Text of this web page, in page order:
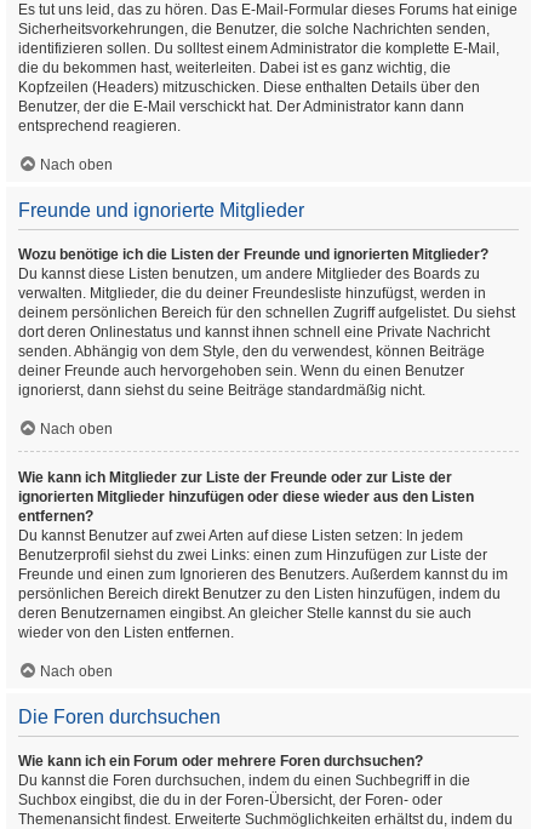
Es tut uns leid, das zu hören. Das E-Mail-Formular dieses Forums hat einige
Sicherheitsvorkehrungen, die Benutzer, die solche Nachrichten senden,
identifizieren sollen. Du solltest einem Administrator die komplette E-Mail,
die du bekommen hast, weiterleiten. Dabei ist es ganz wichtig, die
Kopfzeilen (Headers) mitzuschicken. Diese enthalten Details über den
Benutzer, der die E-Mail verschickt hat. Der Administrator kann dann
entsprechend reagieren.
Nach oben
Freunde und ignorierte Mitglieder
Wozu benötige ich die Listen der Freunde und ignorierten Mitglieder?
Du kannst diese Listen benutzen, um andere Mitglieder des Boards zu
verwalten. Mitglieder, die du deiner Freundesliste hinzufügst, werden in
deinem persönlichen Bereich für den schnellen Zugriff aufgelistet. Du siehst
dort deren Onlinestatus und kannst ihnen schnell eine Private Nachricht
senden. Abhängig von dem Style, den du verwendest, können Beiträge
deiner Freunde auch hervorgehoben sein. Wenn du einen Benutzer
ignorierst, dann siehst du seine Beiträge standardmäßig nicht.
Nach oben
Wie kann ich Mitglieder zur Liste der Freunde oder zur Liste der
ignorierten Mitglieder hinzufügen oder diese wieder aus den Listen
entfernen?
Du kannst Benutzer auf zwei Arten auf diese Listen setzen: In jedem
Benutzerprofil siehst du zwei Links: einen zum Hinzufügen zur Liste der
Freunde und einen zum Ignorieren des Benutzers. Außerdem kannst du im
persönlichen Bereich direkt Benutzer zu den Listen hinzufügen, indem du
deren Benutzernamen eingibst. An gleicher Stelle kannst du sie auch
wieder von den Listen entfernen.
Nach oben
Die Foren durchsuchen
Wie kann ich ein Forum oder mehrere Foren durchsuchen?
Du kannst die Foren durchsuchen, indem du einen Suchbegriff in die
Suchbox eingibst, die du in der Foren-Übersicht, der Foren- oder
Themenansicht findest. Erweiterte Suchmöglichkeiten erhältst du, indem du